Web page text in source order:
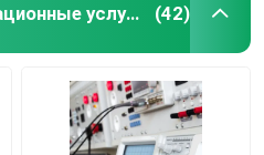
Азиатские сертификационные услуги (42)